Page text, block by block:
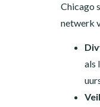
Chicago
netwerk
als